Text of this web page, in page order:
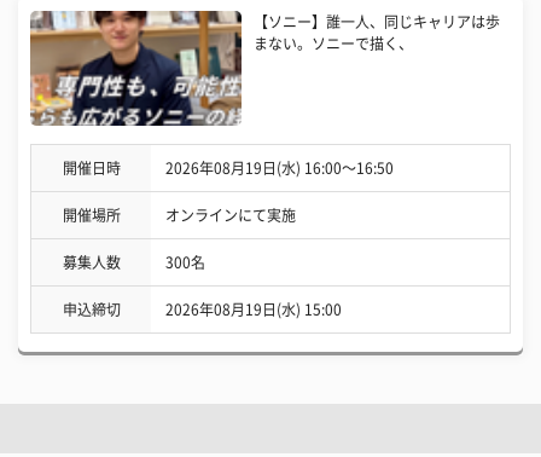
【ソニー】誰一人、同じキャリアは歩
まない。ソニーで描く、
開催日時 2026年08月19日(水) 16:00〜16:50
開催場所 オンラインにて実施
募集人数 300名
申込締切 2026年08月19日(水) 15:00